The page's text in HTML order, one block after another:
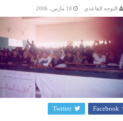
التوجه القاعدي 10 مارس، 2006
Facebook
Twitter